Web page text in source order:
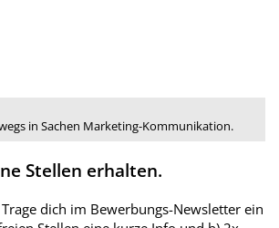
in Sachen Marketing-Kommunikation.
Stellen erhalten.
dich im Bewerbungs-Newsletter ein